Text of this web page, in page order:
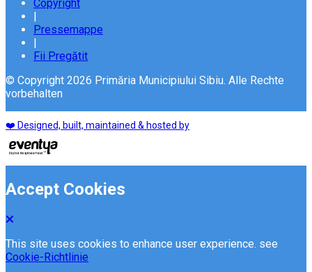
Copyright
|
Pressemappe
|
Fii Pregătit
© Copyright 2026 Primăria Municipiului Sibiu. Alle Rechte
vorbehalten
❤️ Designed, built, maintained & hosted by
Accept Cookies
This site uses cookies to enhance user experience. see
Cookie-Richtlinie